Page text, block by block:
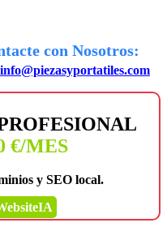
con Nosotros:
info@piezasyportatiles.com
€/MES
y SEO local.